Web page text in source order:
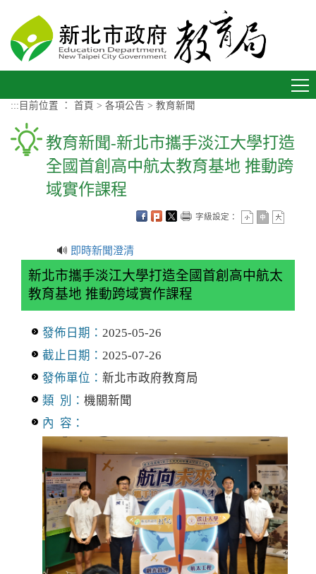
::: 目前位置 ： 首頁 > 各項公告 > 教育新聞
教育新聞-新北市攜手淡江大學打造
全國首創高中航太教育基地 推動跨
域實作課程
字級設定：
🔊 即時新聞澄清
新北市攜手淡江大學打造全國首創高中航太
教育基地 推動跨域實作課程
發佈日期： 2025-05-26
截止日期： 2025-07-26
發佈單位： 新北市政府教育局
類 別： 機關新聞
內 容：